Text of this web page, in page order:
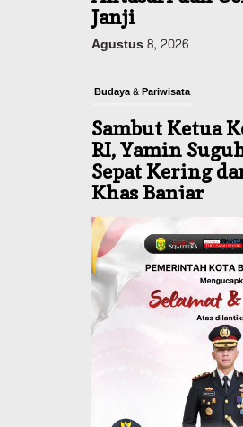
Agustus 8, 2026
Sambut Ketua
RI, Yamin
Sepat Kering
Khas Banjar
Agustus 8, 2026
Pemerintahan Sosial &
Banjarmasin
Perlinsos
Persen IKD
Komisi II DPR
Agustus 7, 2026